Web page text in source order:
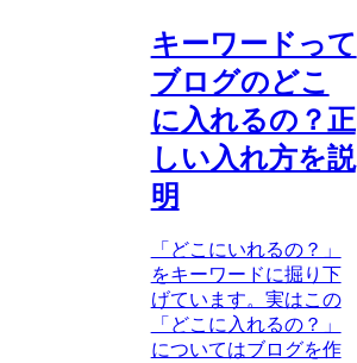
キーワードって
ブログのどこ
に入れるの？正
しい入れ方を説
明
「どこにいれるの？」
をキーワードに掘り下
げています。実はこの
「どこに入れるの？」
についてはブログを作